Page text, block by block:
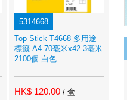
5314668
Top Stick T4668 多用途
標籤 A4 70亳米x42.3亳米
2100個 白色
HK$ 120.00 / 盒